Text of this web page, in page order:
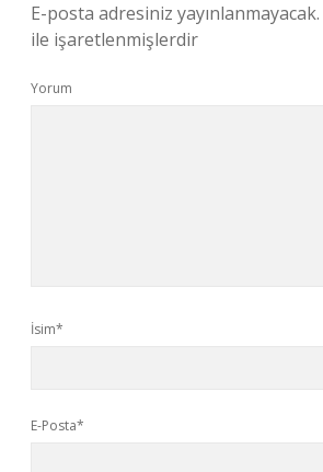
E-posta adresiniz yayınlanmayacak.
ile işaretlenmişlerdir
Yorum
İsim*
E-Posta*